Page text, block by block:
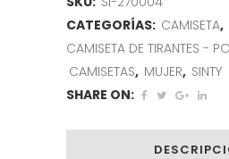
CATEGORÍAS: CAMISETA,
CAMISETA DE TIRANTES -
CAMISETAS, MUJER, SINTY
SHARE ON: